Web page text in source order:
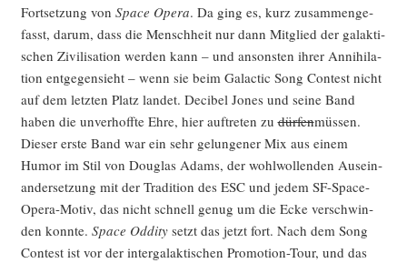
Fort­set­zung von Space Ope­ra. Da ging es, kurz zusam­men­ge­
fasst, dar­um, dass die Mensch­heit nur dann Mit­glied der galak­ti­
schen Zivi­li­sa­ti­on wer­den kann – und ansons­ten ihrer Anni­hi­la­
ti­on ent­ge­gen­sieht – wenn sie beim Galac­tic Song Con­test nicht
auf dem letz­ten Platz lan­det. Deci­bel Jones und sei­ne Band
haben die unver­hoff­te Ehre, hier auf­tre­ten zudür­fenmüs­sen.
Die­ser ers­te Band war ein sehr gelun­ge­ner Mix aus einem
Humor im Stil von Dou­glas Adams, der wohl­wol­len­den Aus­ein­
an­der­set­zung mit der Tra­di­ti­on des ESC und jedem SF-Space-
Ope­ra-Motiv, das nicht schnell genug um die Ecke ver­schwin­
den konn­te. Space Oddi­tysetzt das jetzt fort. Nach dem Song
Con­test ist vor der inter­ga­lak­ti­schen Pro­mo­ti­on-Tour, und das